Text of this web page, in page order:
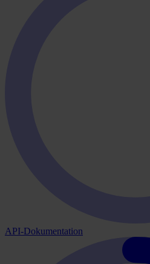
API-Dokumentation